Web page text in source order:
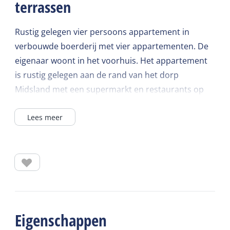
terrassen
Rustig gelegen vier persoons appartement in
verbouwde boerderij met vier appartementen. De
eigenaar woont in het voorhuis. Het appartement
is rustig gelegen aan de rand van het dorp
Midsland met een supermarkt en restaurants op
eethoek en open keuken met met 4-pitskookplaat,
magnetron.
met douche, wastafel zijn op de begane grond.
Lees meer
Eigenschappen